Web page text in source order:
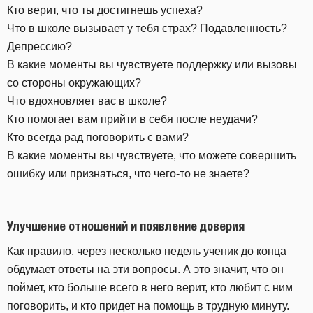
Кто верит, что ты достигнешь успеха?
Что в школе вызывает у тебя страх? Подавленность?
Депрессию?
В какие моменты вы чувствуете поддержку или вызовы
со стороны окружающих?
Что вдохновляет вас в школе?
Кто помогает вам прийти в себя после неудачи?
Кто всегда рад поговорить с вами?
В какие моменты вы чувствуете, что можете совершить
ошибку или признаться, что чего-то не знаете?
Улучшение отношений и появление доверия
Как правило, через несколько недель ученик до конца
обдумает ответы на эти вопросы. А это значит, что он
поймет, кто больше всего в него верит, кто любит с ним
поговорить, и кто придет на помощь в трудную минуту.